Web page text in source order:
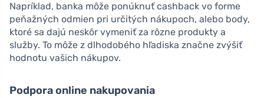
Napríklad, banka môže ponúknuť cashback vo forme
peňažných odmien pri určitých nákupoch, alebo body,
ktoré sa dajú neskôr vymeniť za rôzne produkty a
služby. To môže z dlhodobého hľadiska značne zvýšiť
hodnotu vašich nákupov.
Podpora online nakupovania